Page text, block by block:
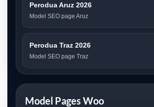
Perodua Aruz 2026
Model SEO page Aruz
Perodua Traz 2026
Model SEO page Traz
Model Pages Woo